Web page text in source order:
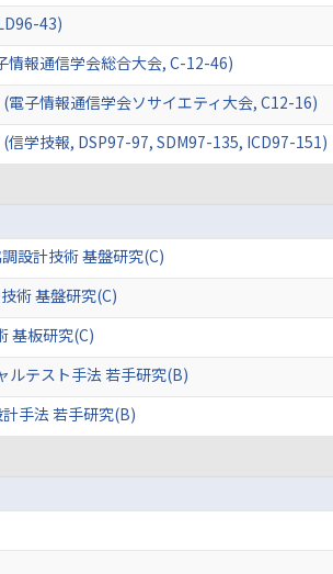
43)
情報通信学会総合大会, C-12-46)
子情報通信学会ソサイエティ大会, C12-16)
学技報, DSP97-97, SDM97-135, ICD97-151)
設計技術 基盤研究(C)
術 基盤研究(C)
基板研究(C)
ルテスト手法 若手研究(B)
手法 若手研究(B)